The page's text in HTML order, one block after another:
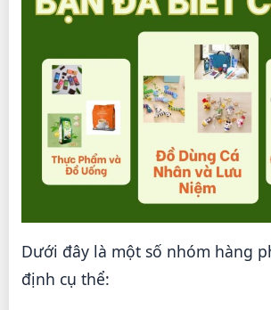
Dưới đây là một số nhóm hàng
định cụ thể: